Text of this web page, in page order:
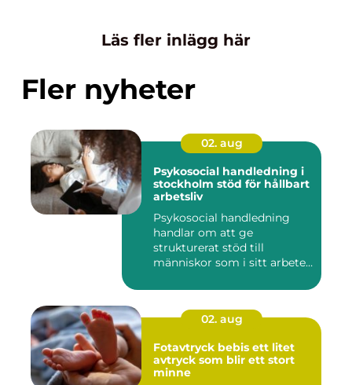
Läs fler inlägg här
Fler nyheter
02. aug
Psykosocial handledning i
stockholm stöd för hållbart
arbetsliv
Psykosocial handledning
handlar om att ge
strukturerat stöd till
människor som i sitt arbete
02. aug
Fotavtryck bebis ett litet
avtryck som blir ett stort
minne